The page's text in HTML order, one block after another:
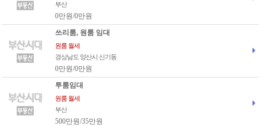
부산
0만원/0만원
쓰리룸, 원룸 임대
원룸 월세
경상남도 양산시 신기동
0만원/0만원
투룸임대
원룸 월세
부산
500만원/35만원